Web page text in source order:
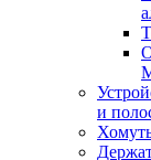
и